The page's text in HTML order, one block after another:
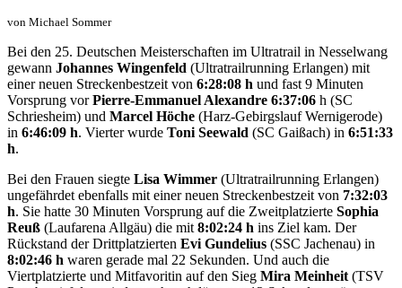
ungefährdet ebenfalls mit einer neuen Streckenbestzeit von
h . Sie hatte 30 Minuten Vorsprung auf die Zweitplatzierte
Sophia
Reuß(Laufarena Allgäu) die mit8:02:24 hins Ziel kam. Der
Rückstand der DrittplatziertenEvi Gundelius(SSC Jachenau) in
8:02:46 hwaren gerade mal 22 Sekunden. Und auch die
Viertplatzierte und Mitfavoritin auf den SiegMira Meinheit(TSV
Penzberg) folge wiederum hauchdünn nur 12 Sekunden später.
Nachdem die Abstände zwischen ihnen zur Halbzeit jeweils noch
recht eindeutig waren, wurde es am Ende nochmals richtig knapp.
Dies nach 70km und 3900 Hm.